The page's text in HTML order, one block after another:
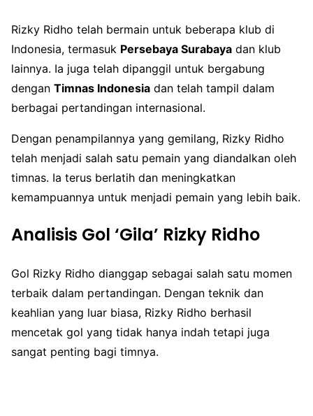
Rizky Ridho telah bermain untuk beberapa klub di
Indonesia, termasuk Persebaya Surabaya dan klub
lainnya. Ia juga telah dipanggil untuk bergabung
dengan Timnas Indonesia dan telah tampil dalam
berbagai pertandingan internasional.
Dengan penampilannya yang gemilang, Rizky Ridho
telah menjadi salah satu pemain yang diandalkan oleh
timnas. Ia terus berlatih dan meningkatkan
kemampuannya untuk menjadi pemain yang lebih baik.
Analisis Gol ‘Gila’ Rizky Ridho
Gol Rizky Ridho dianggap sebagai salah satu momen
terbaik dalam pertandingan. Dengan teknik dan
keahlian yang luar biasa, Rizky Ridho berhasil
mencetak gol yang tidak hanya indah tetapi juga
sangat penting bagi timnya.